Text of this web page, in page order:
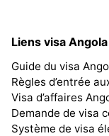
Liens visa Angola
Guide du visa
Règles d’entrée
Visa d’affaires
Demande de visa
Système de visa